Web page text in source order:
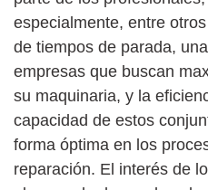
especialmente, entre
de tiempos de parada,
empresas que buscan
su maquinaria, y la
capacidad de estos
forma óptima en los
reparación. El interés de